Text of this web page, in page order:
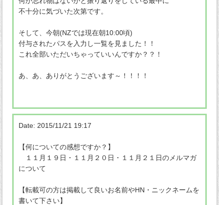
不十分に気づいた次第です。
そして、今朝(NZでは現在朝10:00頃)
付与されたパスを入力し一覧を見ました！！
これ全部いただいちゃっていいんですか？？！
あ、あ、ありがとうございます～！！！！
Date: 2015/11/21 19:17
【何についての感想ですか？】
１１月１９日・１１月２０日・１１月２１日のメルマガ
について
【転載可の方は掲載して良いお名前やHN・ニックネームを
書いて下さい】